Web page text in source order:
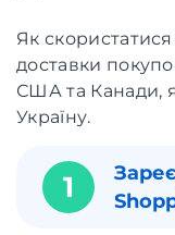
Як
доставки
США та Канади,
Україну.
1